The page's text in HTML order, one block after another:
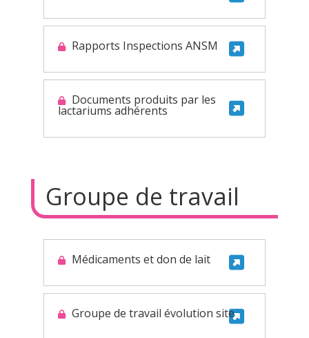
Rapports Inspections ANSM
Documents produits par les
lactariums adhérents
Groupe de travail
Médicaments et don de lait
Groupe de travail évolution site